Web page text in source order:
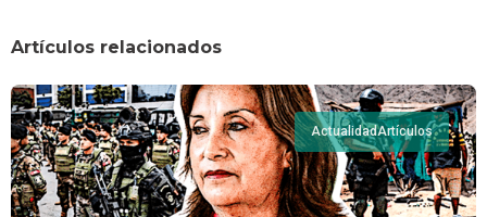
Artículos relacionados
ActualidadArtículos